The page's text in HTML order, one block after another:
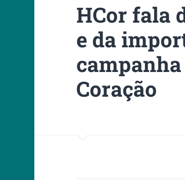
HCor fala
e da
Coração